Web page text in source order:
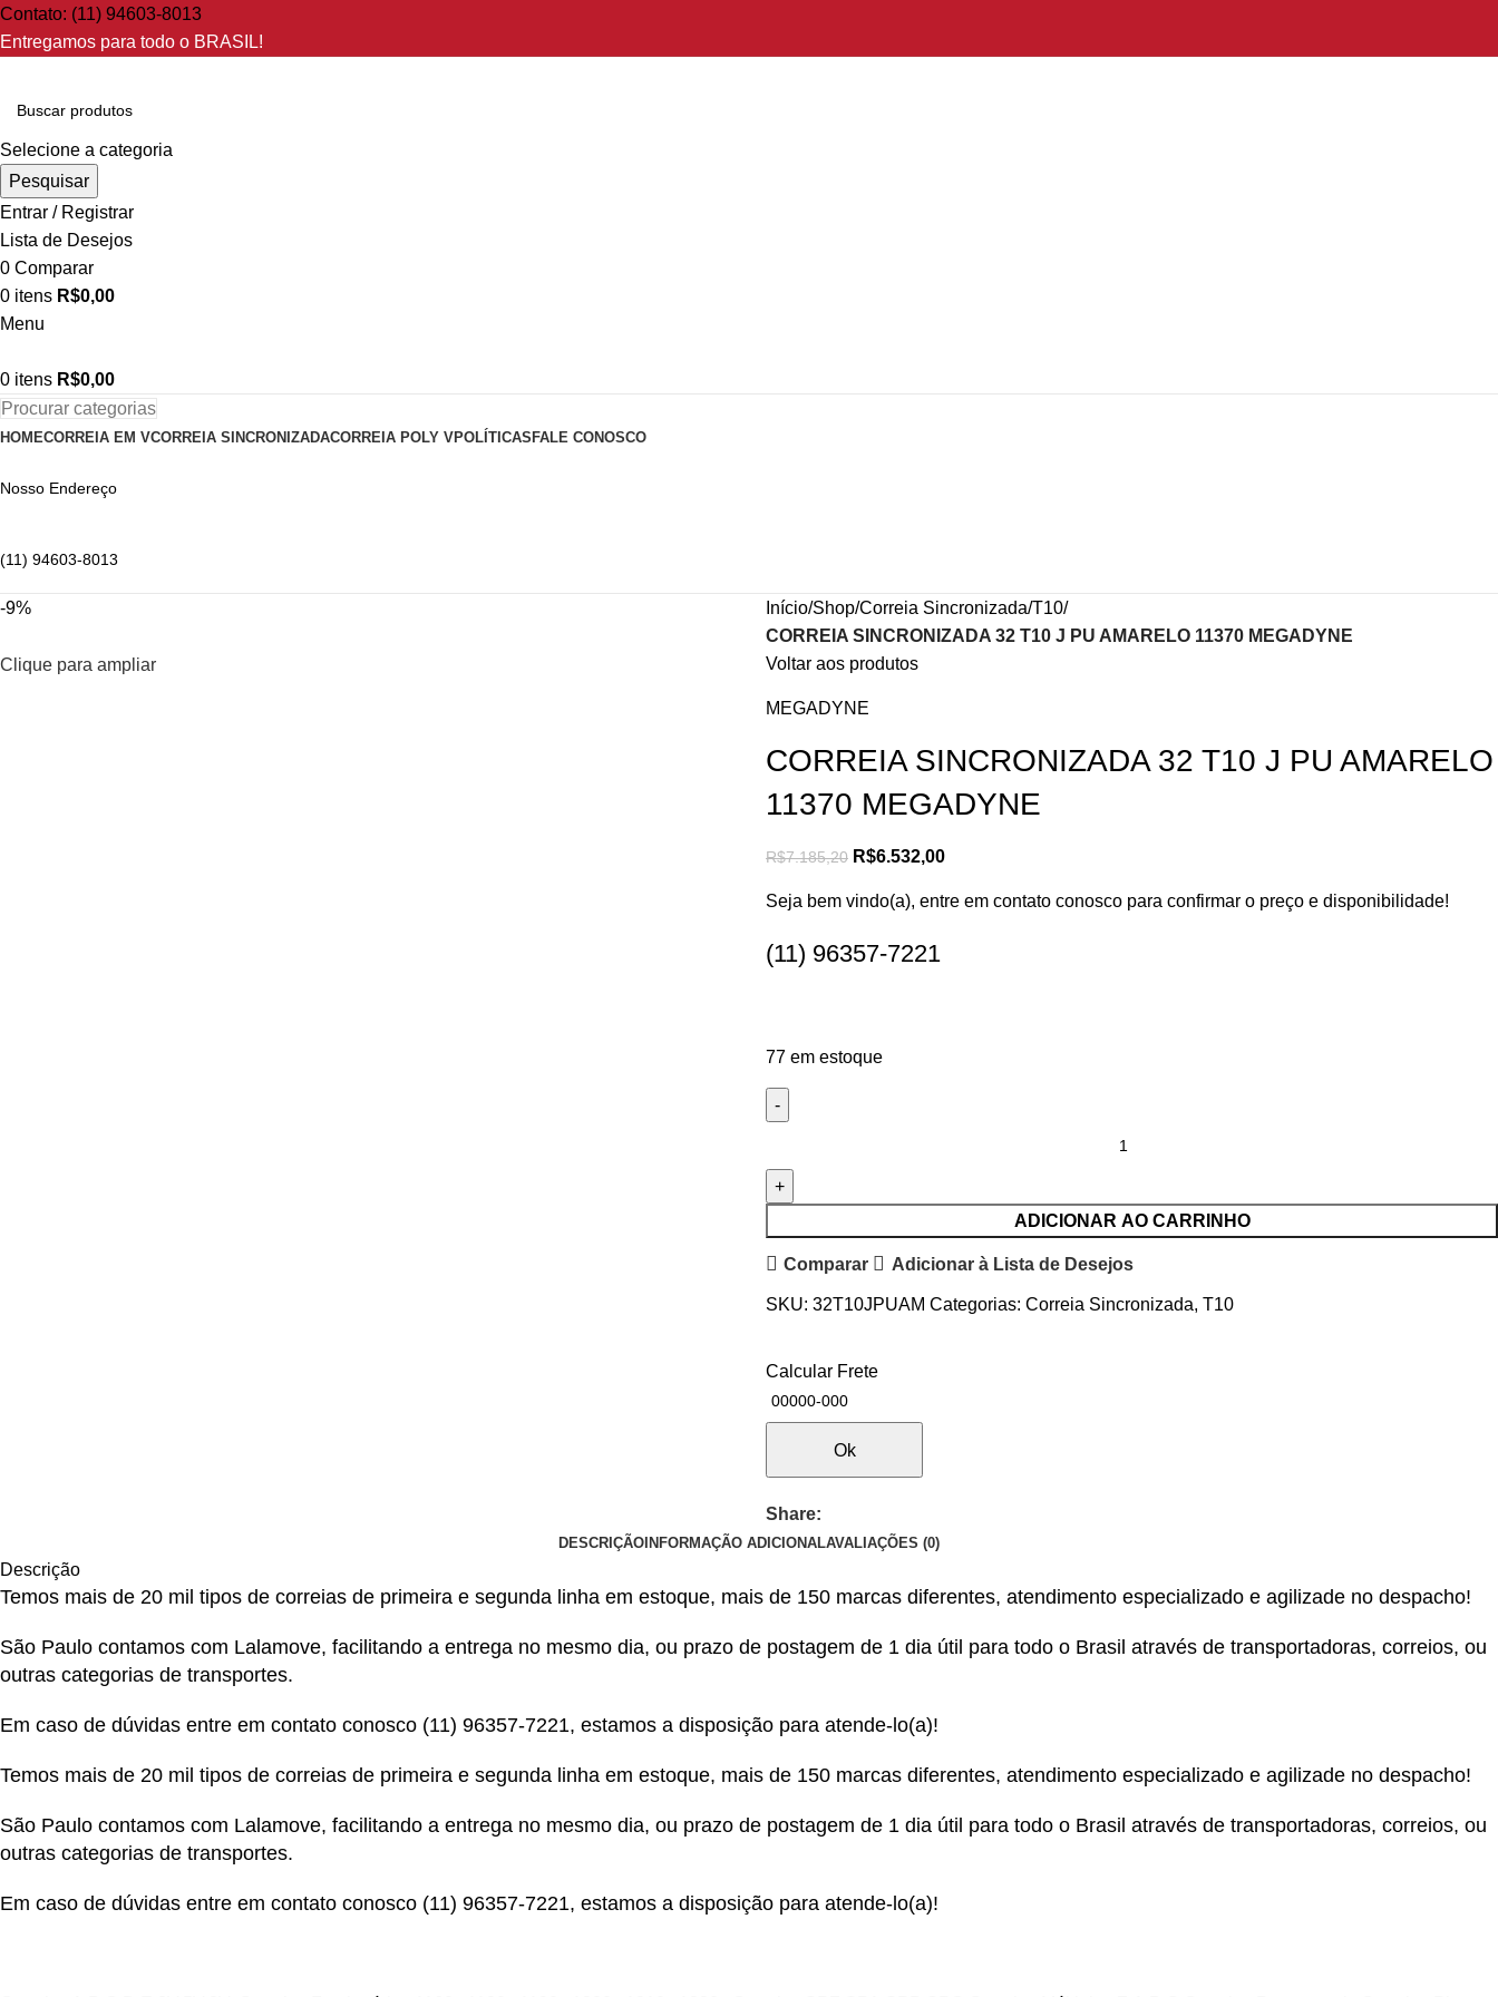
Contato: (11) 94603-8013
Entregamos para todo o BRASIL!
Selecione a categoria
Pesquisar
Entrar / Registrar
Lista de Desejos
0 Comparar
0 itens R$0,00
Menu
0 itens R$0,00
Procurar categorias
HOMECORREIA EM VCORREIA SINCRONIZADACORREIA POLY VPOLÍTICAS FALE CONOSCO
Nosso Endereço
(11) 94603-8013
-9%
Clique para ampliar
Início Shop Correia Sincronizada T10
CORREIA SINCRONIZADA 32 T10 J PU AMARELO 11370 MEGADYNE
Voltar aos produtos
MEGADYNE
CORREIA SINCRONIZADA 32 T10 J PU AMARELO
11370 MEGADYNE
R$7.185,20 R$6.532,00
Seja bem vindo(a), entre em contato conosco para confirmar o preço e disponibilidade!
(11) 96357-7221
77 em estoque
ADICIONAR AO CARRINHO
Comparar Adicionar à Lista de Desejos
SKU: 32T10JPUAM Categorias: Correia Sincronizada, T10
Calcular Frete
Ok
Share:
DESCRIÇÃO INFORMAÇÃO ADICIONALAVALIAÇÕES (0)
Descrição
Temos mais de 20 mil tipos de correias de primeira e segunda linha em estoque, mais de 150 marcas diferentes, atendimento especializado e agilizade no despacho!
São Paulo contamos com Lalamove, facilitando a entrega no mesmo dia, ou prazo de postagem de 1 dia útil para todo o Brasil através de transportadoras, correios, ou
outras categorias de transportes.
Em caso de dúvidas entre em contato conosco (11) 96357-7221, estamos a disposição para atende-lo(a)!
Temos mais de 20 mil tipos de correias de primeira e segunda linha em estoque, mais de 150 marcas diferentes, atendimento especializado e agilizade no despacho!
São Paulo contamos com Lalamove, facilitando a entrega no mesmo dia, ou prazo de postagem de 1 dia útil para todo o Brasil através de transportadoras, correios, ou
outras categorias de transportes.
Em caso de dúvidas entre em contato conosco (11) 96357-7221, estamos a disposição para atende-lo(a)!